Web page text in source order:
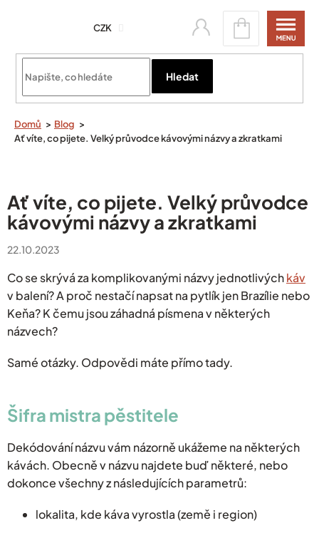
CZK
Hledat
Nákupní
košík
Domů
Blog
Ať víte, co pijete. Velký průvodce kávovými názvy a zkratkami
Ať víte, co pijete. Velký průvodce
kávovými názvy a zkratkami
22.10.2023
Co se skrývá za komplikovanými názvy jednotlivýchkáv
v balení? A proč nestačí napsat na pytlík jen Brazílie nebo
Keňa? K čemu jsou záhadná písmena v některých
názvech?
Samé otázky. Odpovědi máte přímo tady.
Šifra mistra pěstitele
Dekódování názvu vám názorně ukážeme na některých
kávách. Obecně v názvu najdete buď některé, nebo
dokonce všechny z následujících parametrů:
lokalita, kde káva vyrostla (země i region)